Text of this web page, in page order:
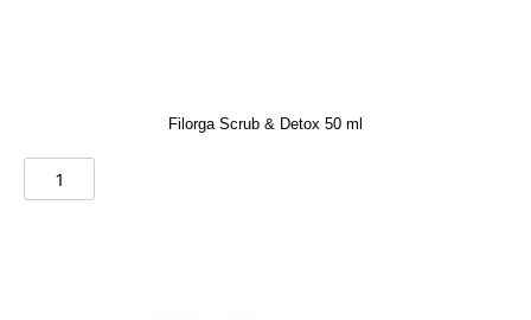
Filorga Scrub & Detox 50 ml